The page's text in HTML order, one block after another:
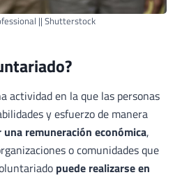
|| Shutterstock
actividad en la que las personas
y esfuerzo de manera
remuneración económica,
o comunidades que
puede realizarse en